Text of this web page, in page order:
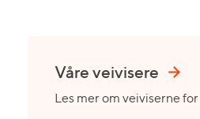
Våre veivisere
Les mer om veiviserne